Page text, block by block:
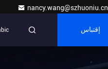
nancy.wang@szhuoniu.cn
إقتباس